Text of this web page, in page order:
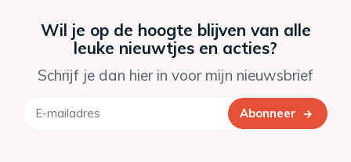
Wil je op de hoogte blijven van alle
leuke nieuwtjes en acties?
Schrijf je dan hier in voor mijn nieuwsbrief
Abonneer